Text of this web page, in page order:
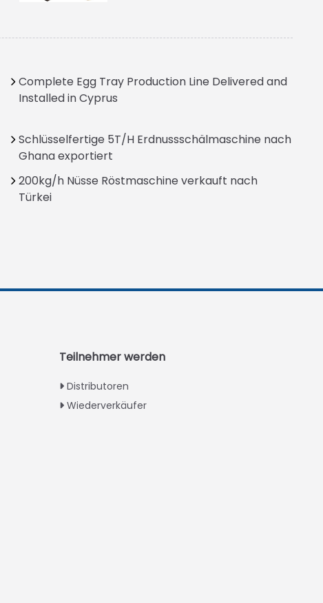
Complete Egg Tray Production Line Delivered and
Installed in Cyprus
Schlüsselfertige 5T/H Erdnussschälmaschine nach
Ghana exportiert
200kg/h Nüsse Röstmaschine verkauft nach
Türkei
Teilnehmer werden
Distributoren
Wiederverkäufer
Indonesian
Urdu